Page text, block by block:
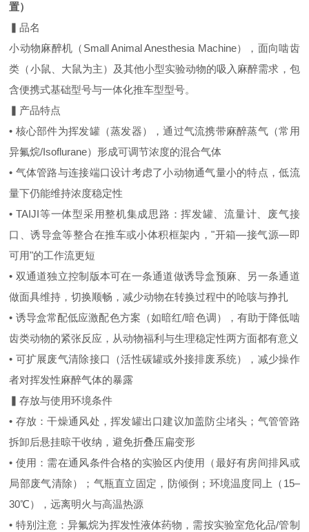
置）
▍品名
小动物麻醉机（Small Animal Anesthesia Machine），面向啮齿
类（小鼠、大鼠为主）及其他小型实验动物的吸入麻醉需求，包
含便携式基础型号与一体化推车型型号。
▍产品特点
• 核心部件为挥发罐（蒸发器），通过气流携带麻醉蒸气（常用
异氟烷/Isoflurane）形成可调节浓度的混合气体
• 气体管路与连接端口设计考虑了小动物通气量小的特点，低流
量下仍能维持浓度稳定性
• TAIJI等一体型采用整机集成思路：挥发罐、流量计、废气接
口、诱导盒等整合在推车或小体积框架内，"开箱—接气源—即
可用"的工作流更短
• 双通道独立控制版本可在一条通道做诱导盒预麻、另一条通道
做面具维持，切换顺畅，减少动物在转换过程中的呛咳与挣扎
• 诱导盒常配低应激配色方案（如暗红/暗色调），有助于降低啮
齿类动物的紧张反应，从动物福利与生理稳定性两方面都有意义
• 可扩展废气清除接口（活性碳罐或外接排废系统），减少操作
者对挥发性麻醉气体的暴露
▍存放与使用环境条件
• 存放：干燥通风处，挥发罐出口建议加盖防尘堵头；气管管路
拆卸后悬挂晾干收纳，避免折叠压扁变形
• 使用：需在通风条件合格的实验区内使用（最好有房间排风或
局部废气清除）；气瓶直立固定，防倾倒；环境温度同上（15–
30℃），远离明火与高温热源
• 特别注意：异氟烷为挥发性液体药物，需按实验室危化品/管制